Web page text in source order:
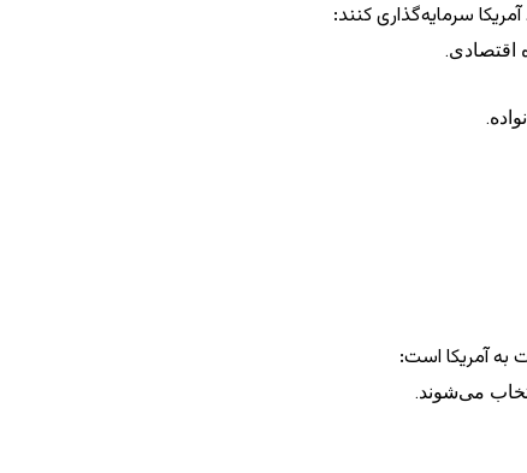
سرمایه‌گذاری کنند:
به آمریکا است: